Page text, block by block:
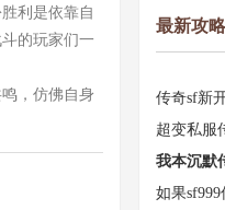
利是依靠自
的玩家们一
，仿佛自身
最新攻略
传奇sf新
超变私服
我本沉默
如果